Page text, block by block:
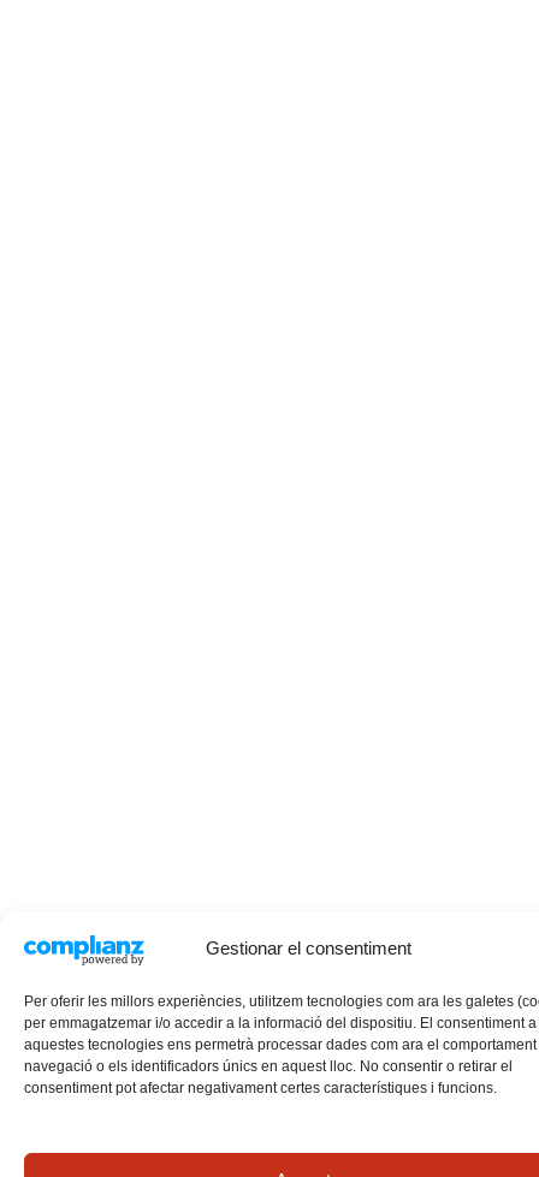
Gestionar el consentiment
Per oferir les millors experiències, utilitzem tecnologies com ara les galetes
per emmagatzemar i/o accedir a la informació del dispositiu. El consentiment a
aquestes tecnologies ens permetrà processar dades com ara el
navegació o els identificadors únics en aquest lloc. No consentir o retirar el
consentiment pot afectar negativament certes característiques i funcions.